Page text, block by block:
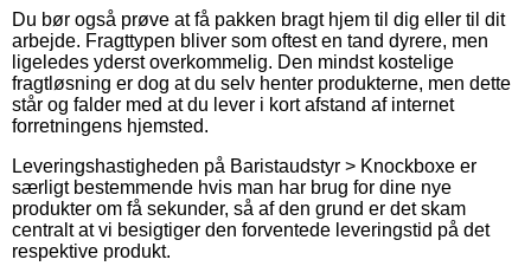
Du bør også prøve at få pakken bragt hjem til dig eller til dit
arbejde. Fragttypen bliver som oftest en tand dyrere, men
ligeledes yderst overkommelig. Den mindst kostelige
fragtløsning er dog at du selv henter produkterne, men dette
står og falder med at du lever i kort afstand af internet
forretningens hjemsted.
Leveringshastigheden på Baristaudstyr > Knockboxe er
særligt bestemmende hvis man har brug for dine nye
produkter om få sekunder, så af den grund er det skam
centralt at vi besigtiger den forventede leveringstid på det
respektive produkt.